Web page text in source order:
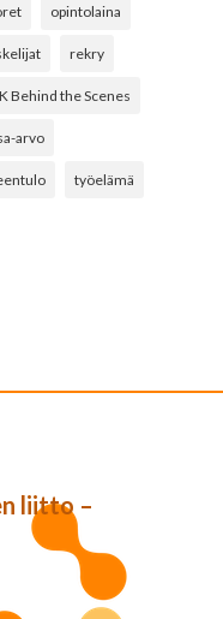
opintolaina
rekry
Behind the Scenes
arvo
työelämä
liitto –